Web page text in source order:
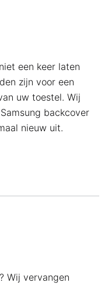
een keer laten
zijn voor een
uw toestel. Wij
backcover
nieuw uit.
Wij vervangen